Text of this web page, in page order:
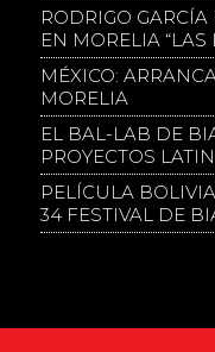
RODRIGO
EN MORELIA “LAS
MÉXICO:
MORELIA
EL BAL-LAB DE
PROYECTOS
PELÍCULA
34 FESTIVAL DE